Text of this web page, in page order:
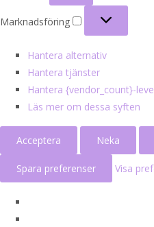
Marknadsföring
Hantera alternativ
Hantera tjänster
Hantera {vendor_count}-
Läs mer om dessa syften
Acceptera Neka
Spara preferenser Visa